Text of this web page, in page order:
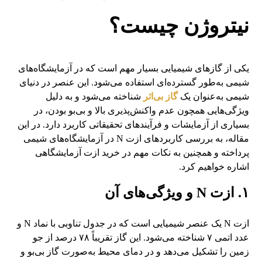
نیتروژن چیست؟
یکی از گازهای شیمیایی بسیار مهم است که در آزمایشگاه‌های
شیمی به‌طور گسترده‌ای استفاده می‌شود. این عنصر در دنیای
شیمی به‌عنوان یک گاز بی‌اثر شناخته می‌شود و به دلیل
ویژگی‌هایی همچون عدم واکنش‌پذیری بالا و بی‌بو بودن، در
بسیاری از آزمایشات و فرآیندهای تحقیقاتی کاربرد دارد. در این
مقاله، به بررسی کاربردهای ازت N در آزمایشگاه‌های شیمی
پرداخته و همچنین به نکات مهم در خرید ازت آزمایشگاهی
اشاره خواهیم کرد.
۱. ازت N و ویژگی‌های آن
ازت N یک عنصر شیمیایی است که در جدول تناوبی با نماد N و
عدد اتمی ۷ شناخته می‌شود. این گاز تقریباً ۷۸ درصد از جو
زمین را تشکیل می‌دهد و در دمای محیط به‌صورت گاز بی‌بو و